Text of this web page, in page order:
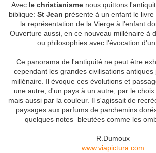
Avecle christianismenous quittons
biblique: St Jean présente à un enfant le
la représentation de la Vierge à l'enfant
Ouverture aussi, en ce nouveau millénaire à
ou philosophies avec l'évocation d'un
Ce panorama de l'antiquité ne peut être
cependant les grandes civilisations antiques
millénaire. Il évoque ces évolutions et
une autre, d'un pays à un autre, par le
mais aussi par la couleur. Il s'agissait de
paysages aux parfums de parchemins
quelques notes bleutées comme les
R.Dumoux
www.viapictura.com